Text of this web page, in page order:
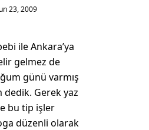
23, 2009
ile Ankara’ya
gelmez de
günü varmış
Gerek yaz
bu tip işler
düzenli olarak